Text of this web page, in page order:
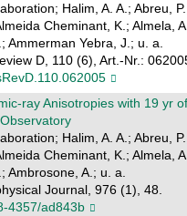
Halim, A. A.; Abreu,
Cheminant, K.; Almela,
Ammerman Yebra, J.; u. a.
D, 110 (6), Art.-Nr.:
ray Anisotropies with 19 yr
Halim, A. A.; Abreu,
Cheminant, K.; Almela,
Ambrosone, A.; u. a.
Journal, 976 (1), 48.
4357/ad843b